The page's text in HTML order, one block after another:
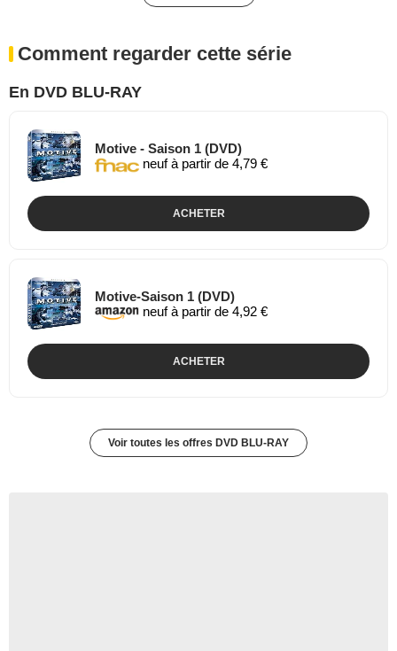
Comment regarder cette série
En DVD BLU-RAY
Motive - Saison 1 (DVD)
neuf à partir de 4,79 €
ACHETER
Motive-Saison 1 (DVD)
neuf à partir de 4,92 €
ACHETER
Voir toutes les offres DVD BLU-RAY